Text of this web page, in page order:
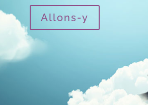
Allons-y